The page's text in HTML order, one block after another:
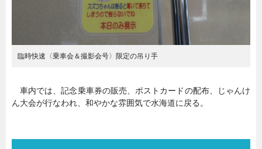
臨時快速〈乗車会＆撮影会号〉限定の吊り手
車内では、記念乗車券の販売、ポストカードの配布、じゃんけ
ん大会が行なわれ、和やかな雰囲気で水海道に戻る。